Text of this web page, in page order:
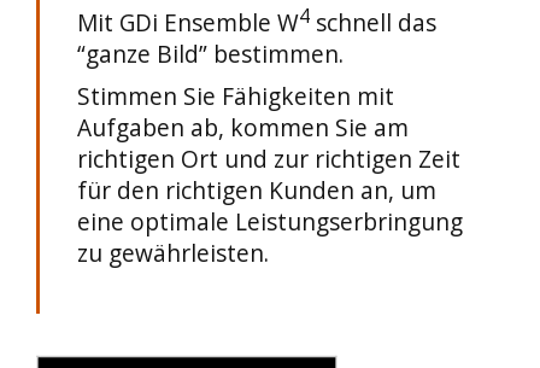
Mit GDi Ensemble W4 schnell das
“ganze Bild” bestimmen.
Stimmen Sie Fähigkeiten mit
Aufgaben ab, kommen Sie am
richtigen Ort und zur richtigen Zeit
für den richtigen Kunden an, um
eine optimale Leistungserbringung
zu gewährleisten.